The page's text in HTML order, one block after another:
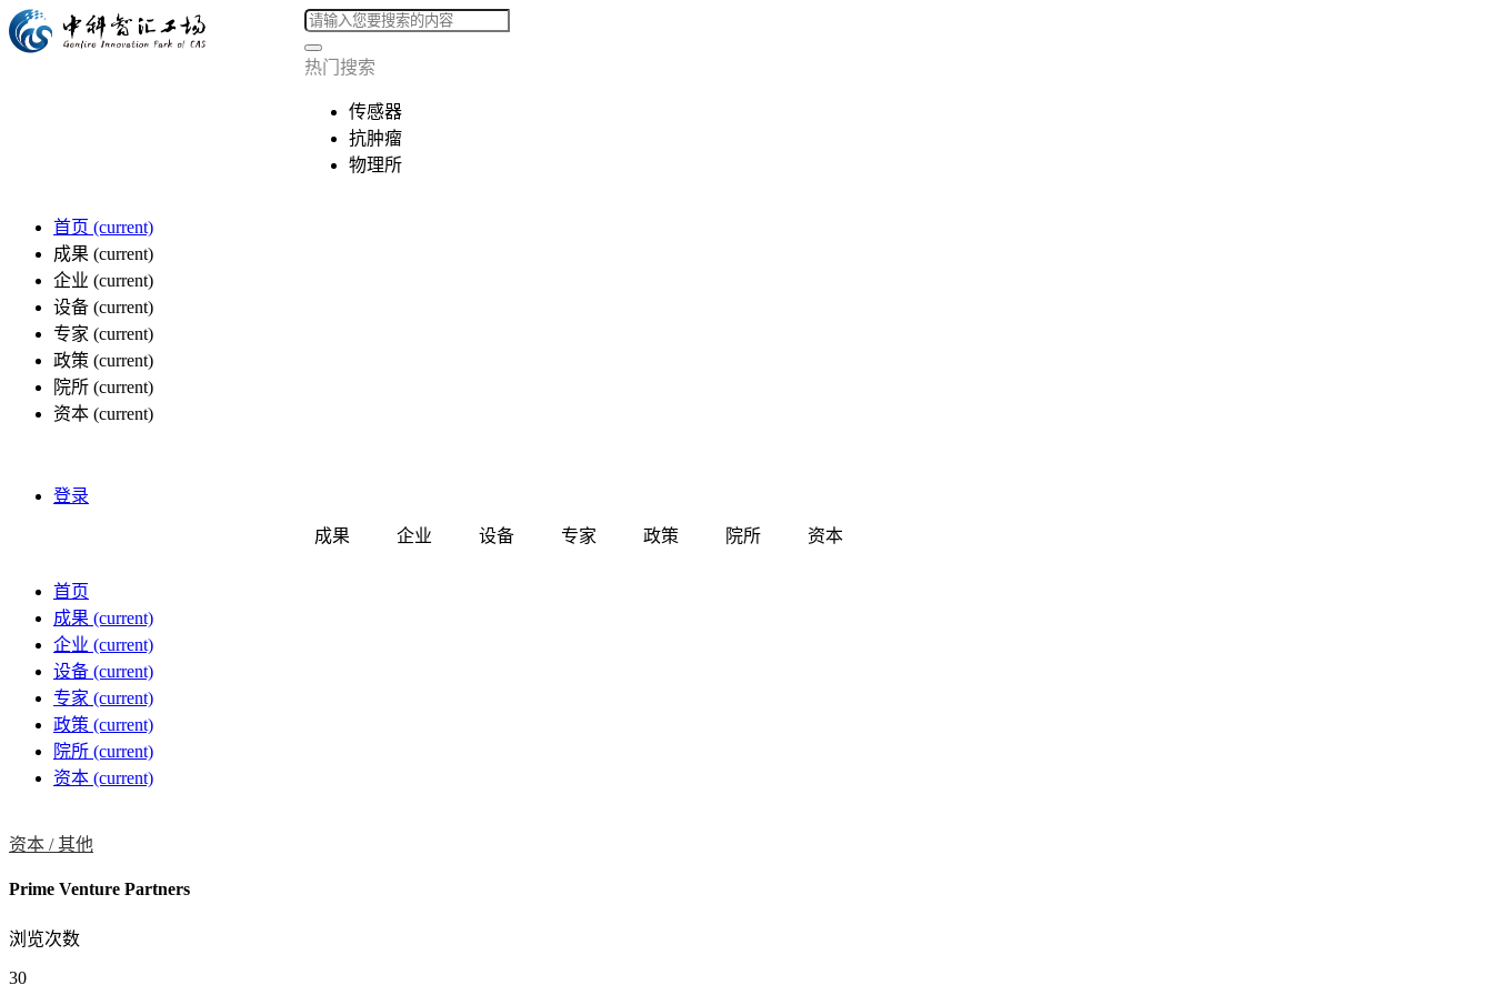
热门搜索
传感器
抗肿瘤
物理所
首页 (current)
成果 (current)
企业 (current)
设备 (current)
专家 (current)
政策 (current)
院所 (current)
资本 (current)
登录
成果 企业 设备 专家 政策 院所 资本
首页
成果 (current)
企业 (current)
设备 (current)
专家 (current)
政策 (current)
院所 (current)
资本 (current)
资本 /其他
Prime Venture Partners
浏览次数
30